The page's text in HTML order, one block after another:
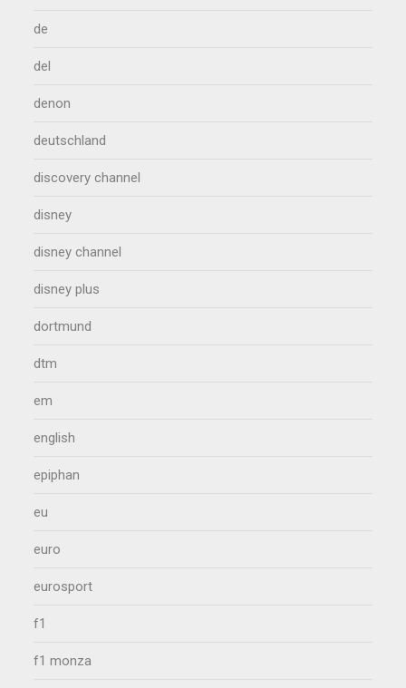
de
del
denon
deutschland
discovery channel
disney
disney channel
disney plus
dortmund
dtm
em
english
epiphan
eu
euro
eurosport
f1
f1 monza